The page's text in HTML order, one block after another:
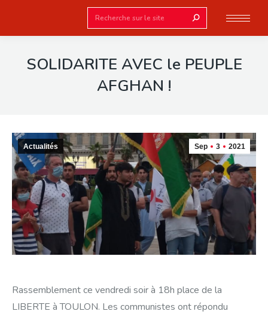
Search:
SOLIDARITE AVEC le PEUPLE
AFGHAN !
Sep 3 2021
Actualités
Rassemblement ce vendredi soir à 18h place de la
LIBERTE à TOULON. Les communistes ont répondu